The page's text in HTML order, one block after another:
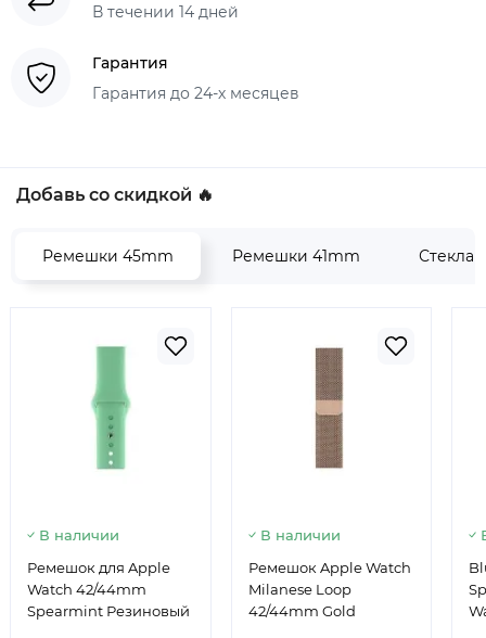
В течении 14 дней
Гарантия
Гарантия до 24-х месяцев
Добавь со скидкой 🔥
Ремешки 45mm Ремешки 41mm Стекла
В наличии
Ремешок для Apple
Watch 42/44mm
Spearmint Резиновый
В наличии
Ремешок Apple Watch
Milanese Loop
42/44mm Gold